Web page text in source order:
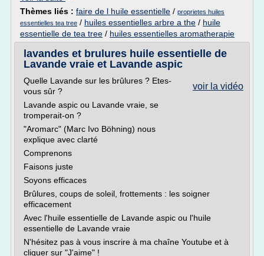
Thèmes liés : faire de l huile essentielle / proprietes huiles
essentielles tea tree / huiles essentielles arbre a the / huile
essentielle de tea tree / huiles essentielles aromatherapie
lavandes et brulures huile essentielle de
Lavande vraie et Lavande aspic
voir la vidéo
Quelle Lavande sur les brûlures ? Etes-
vous sûr ?
Lavande aspic ou Lavande vraie, se
tromperait-on ?
"Aromarc" (Marc Ivo Böhning) nous
explique avec clarté
Comprenons
Faisons juste
Soyons efficaces
Brûlures, coups de soleil, frottements : les soigner
efficacement
Avec l'huile essentielle de Lavande aspic ou l'huile
essentielle de Lavande vraie
N'hésitez pas à vous inscrire à ma chaîne Youtube et à
cliquer sur "J'aime" !